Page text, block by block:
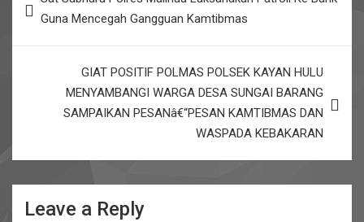
o
A
p
navigation
Guna Mencegah Gangguan Kamtibmas
GIAT POSITIF POLMAS POLSEK KAYAN HULU
MENYAMBANGI WARGA DESA SUNGAI BARANG
SAMPAIKAN PESANâ€“PESAN KAMTIBMAS DAN
WASPADA KEBAKARAN
Leave a Reply